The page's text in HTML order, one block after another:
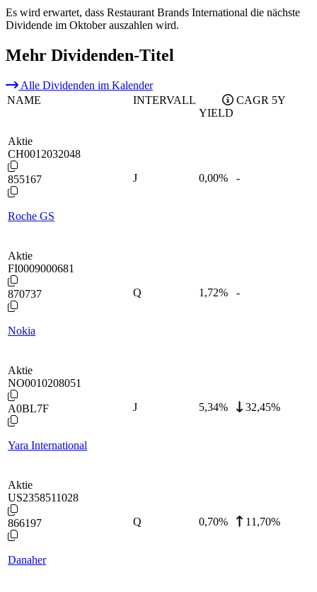
Es wird erwartet, dass Restaurant Brands International die nächste
Dividende im Oktober auszahlen wird.
Mehr Dividenden-Titel
Alle Dividenden im Kalender
NAME
INTERVALL
YIELD
CAGR 5Y
Aktie
CH0012032048
855167
Roche GS
J 0,00% -
Aktie
FI0009000681
870737
Nokia
Q 1,72% -
Aktie
NO0010208051
A0BL7F
Yara International
J 5,34% 32,45%
Aktie
US2358511028
866197
Danaher
Q 0,70% 11,70%